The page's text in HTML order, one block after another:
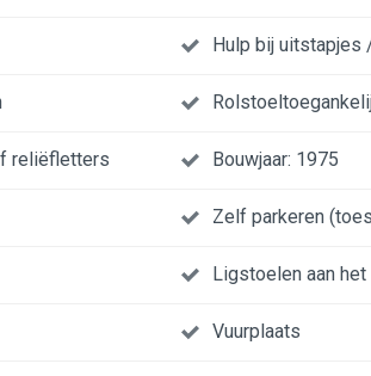
Hulp bij uitstapjes
reliëfletters Bouwjaar: 1975
Zelf parkeren
Ligstoelen aan
Vuurplaats